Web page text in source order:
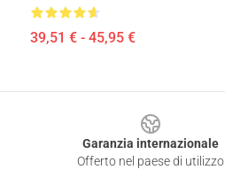
39,51 € - 45,95 €
Garanzia internazionale
Offerto nel paese di utilizzo